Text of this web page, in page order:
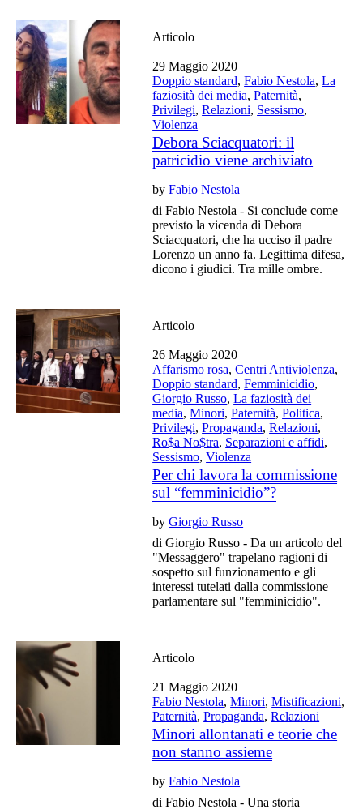
Articolo
29 Maggio 2020
Doppio standard,Fabio Nestola,La
faziosità dei media,Paternità,
Privilegi,Relazioni, Sessismo,
Violenza
Debora Sciacquatori: il
patricidio viene archiviato
byFabio Nestola
di Fabio Nestola - Si conclude come
previsto la vicenda di Debora
Sciacquatori, che ha ucciso il padre
Lorenzo un anno fa. Legittima difesa,
dicono i giudici. Tra mille ombre.
Articolo
26 Maggio 2020
Affarismo rosa,Centri Antiviolenza,
Doppio standard,Femminicidio,
Giorgio Russo,La faziosità dei
media,Minori,Paternità,Politica,
Privilegi,Propaganda,Relazioni,
Ro$a No$tra, Separazioni e affidi,
Sessismo,Violenza
Per chi lavora la commissione
sul “femminicidio”?
byGiorgio Russo
di Giorgio Russo - Da un articolo del
"Messaggero" trapelano ragioni di
sospetto sul funzionamento e gli
interessi tutelati dalla commissione
parlamentare sul "femminicidio".
Articolo
21 Maggio 2020
Fabio Nestola,Minori,Mistificazioni,
Paternità,Propaganda,Relazioni
Minori allontanati e teorie che
non stanno assieme
byFabio Nestola
di Fabio Nestola - Una storia